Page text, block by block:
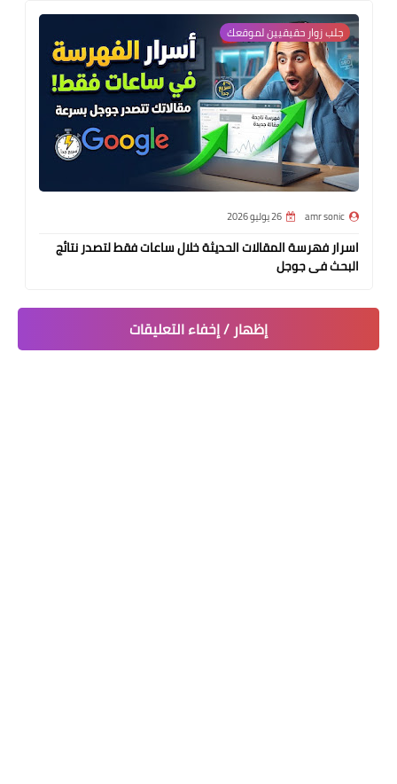
جلب زوار حقيقيين لموقعك
amr sonic 26 يوليو 2026
اسرار فهرسة المقالات الحديثة خلال ساعات فقط لتصدر نتائج
البحث فى جوجل
إظهار / إخفاء التعليقات